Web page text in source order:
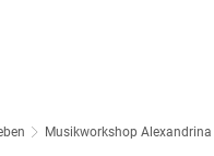
Musikworkshop Alexandrina